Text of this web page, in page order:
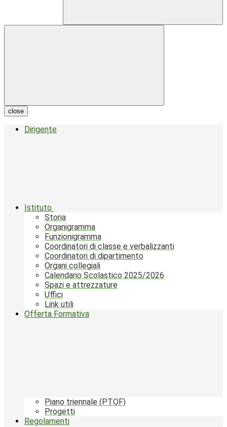
close
Dirigente
Istituto
Storia
Organigramma
Funzionigramma
Coordinatori di classe e verbalizzanti
Coordinatori di dipartimento
Organi collegiali
Calendario Scolastico 2025/2026
Spazi e attrezzature
Uffici
Link utili
Offerta Formativa
Piano triennale (PTOF)
Progetti
Regolamenti